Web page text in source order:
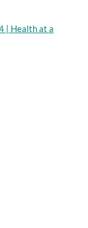
| Health at a